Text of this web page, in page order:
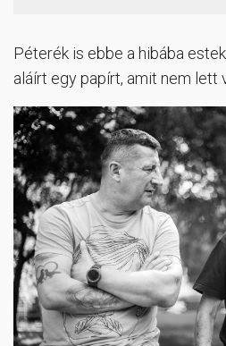
Péterék is ebbe a hibába
aláírt egy papírt, amit nem lett